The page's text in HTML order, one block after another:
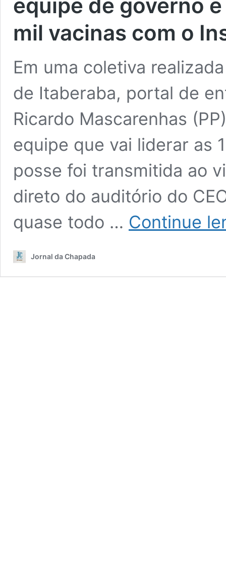
equipe de governo
mil vacinas com o
Em uma coletiva
de Itaberaba, portal de
Ricardo Mascarenhas
equipe que vai liderar as
posse foi transmitida ao
direto do auditório do
quase todo … Continue
Jornal da Chapada